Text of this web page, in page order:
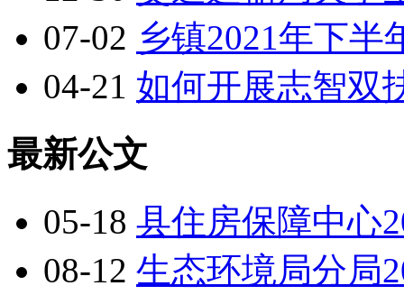
07-02 乡镇2021年下半
04-21 如何开展志智双
最新公文
05-18 县住房保障中心
08-12 生态环境局分局